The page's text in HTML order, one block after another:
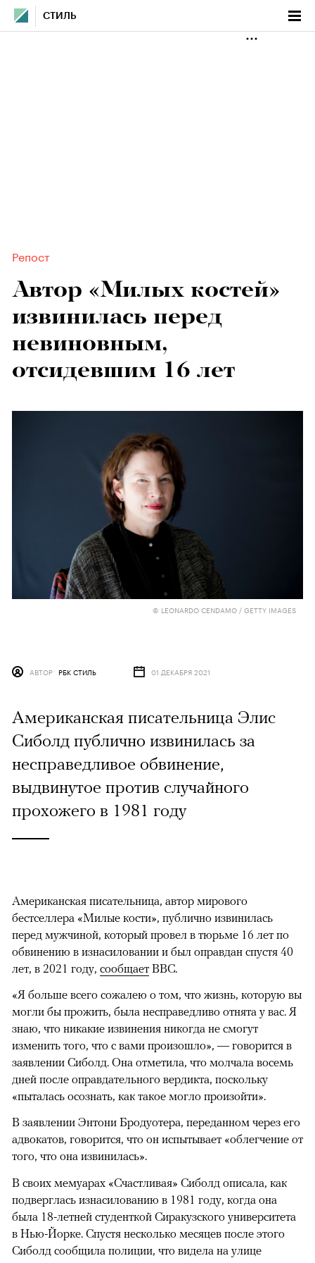
СТИЛЬ
Репост
Автор «Милых костей»
извинилась перед
невиновным,
отсидевшим 16 лет
© LEONARDO CENDAMO / GETTY IMAGES
АВТОР РБК СТИЛЬ 01 ДЕКАБРЯ 2021
Американская писательница Элис
Сиболд публично извинилась за
несправедливое обвинение,
выдвинутое против случайного
прохожего в 1981 году
Американская писательница, автор мирового
бестселлера «Милые кости», публично извинилась
перед мужчиной, который провел в тюрьме 16 лет по
обвинению в изнасиловании и был оправдан спустя 40
лет, в 2021 году, сообщает BBC.
«Я больше всего сожалею о том, что жизнь, которую вы
могли бы прожить, была несправедливо отнята у вас. Я
знаю, что никакие извинения никогда не смогут
изменить того, что с вами произошло», — говорится в
заявлении Сиболд. Она отметила, что молчала восемь
дней после оправдательного вердикта, поскольку
«пыталась осознать, как такое могло произойти».
В заявлении Энтони Бродуотера, переданном через его
адвокатов, говорится, что он испытывает «облегчение от
того, что она извинилась».
В своих мемуарах «Счастливая» Сиболд описала, как
подверглась изнасилованию в 1981 году, когда она
была 18-летней студенткой Сиракузского университета
в Нью-Йорке. Спустя несколько месяцев после этого
Сиболд сообщила полиции, что видела на улице